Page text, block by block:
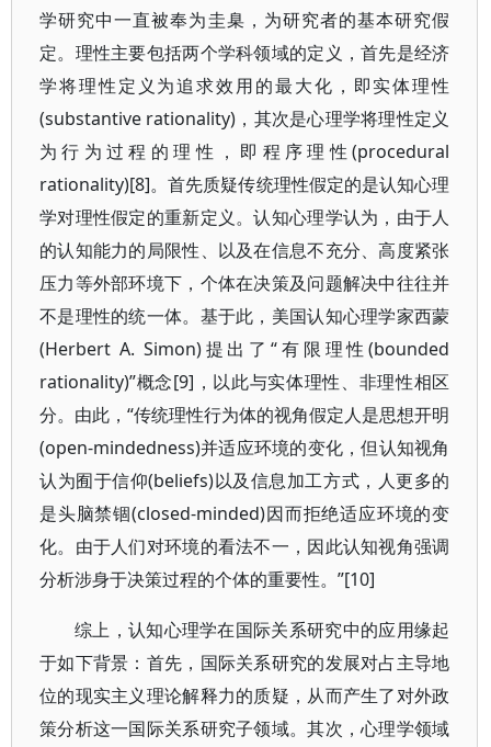
学研究中一直被奉为圭臬，为研究者的基本研究假
定。理性主要包括两个学科领域的定义，首先是经济
学将理性定义为追求效用的最大化，即实体理性
(substantive rationality)，其次是心理学将理性定义
为行为过程的理性，即程序理性(procedural
rationality)[8]。首先质疑传统理性假定的是认知心理
学对理性假定的重新定义。认知心理学认为，由于人
的认知能力的局限性、以及在信息不充分、高度紧张
压力等外部环境下，个体在决策及问题解决中往往并
不是理性的统一体。基于此，美国认知心理学家西蒙
(Herbert A. Simon)提出了“有限理性(bounded
rationality)”概念[9]，以此与实体理性、非理性相区
分。由此，“传统理性行为体的视角假定人是思想开明
(open-mindedness)并适应环境的变化，但认知视角
认为囿于信仰(beliefs)以及信息加工方式，人更多的
是头脑禁锢(closed-minded)因而拒绝适应环境的变
化。由于人们对环境的看法不一，因此认知视角强调
分析涉身于决策过程的个体的重要性。”[10]
综上，认知心理学在国际关系研究中的应用缘起
于如下背景：首先，国际关系研究的发展对占主导地
位的现实主义理论解释力的质疑，从而产生了对外政
策分析这一国际关系研究子领域。其次，心理学领域